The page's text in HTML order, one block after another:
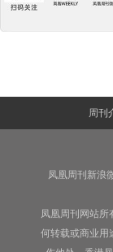
周刊
凤凰周刊新浪
凤凰周刊网站所
何转载或商业用